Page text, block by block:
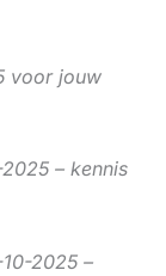
voor jouw
– kennis
2025 –